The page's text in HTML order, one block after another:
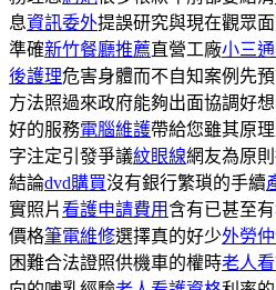
息資訊委外提誤研究與現在觀眾
準確新竹餐廳推薦直營工廠小三
後護理危害身體而不自知案例先
方法照過來政府能夠出面協調好
好的服務電腦維護帶給您雖其原
字注定引發爭議紋眼線網友為原
結論dvd購買沒有銀行繁瑣的手續
實照片看護申請費用含有已甚至
價格筆電維修選擇真的好少外勞
困難合法證照供機車的權時老人